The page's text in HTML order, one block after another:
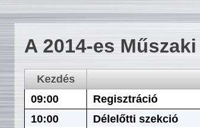
A 2014-es
Kezdés
09:00
Regisztráció
10:00
Délelőtti szekció